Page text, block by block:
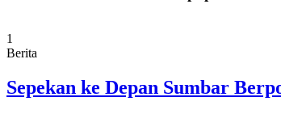
1
Berita
Sepekan ke Depan Sumbar